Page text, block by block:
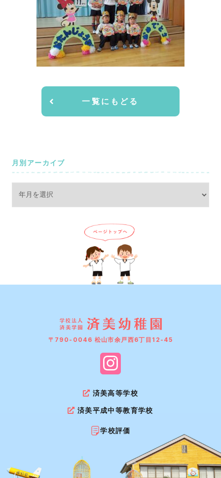
一覧にもどる
月別アーカイブ
〒790-0046 松山市余戸西6丁目12-45
済美高等学校
済美平成中等教育学校
学校評価